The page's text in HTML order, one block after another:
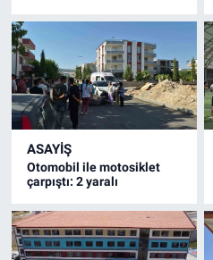
ASAYIŞ
Otomobil ile motosiklet
çarpıştı: 2 yaralı